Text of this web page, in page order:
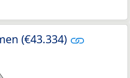
(€43.334)